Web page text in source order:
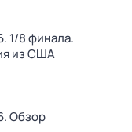
1/8 финала.
из США
Обзор